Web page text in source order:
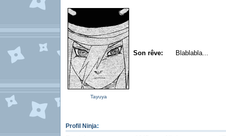
Tayuya
Son rêve: Blablabla...
Profil Ninja: